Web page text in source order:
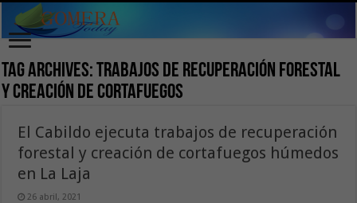
Tag Archives:trabajos de recuperación forestal
y creación de cortafuegos
El Cabildo ejecuta trabajos de recuperación
forestal y creación de cortafuegos húmedos
en La Laja
26 abril, 2021